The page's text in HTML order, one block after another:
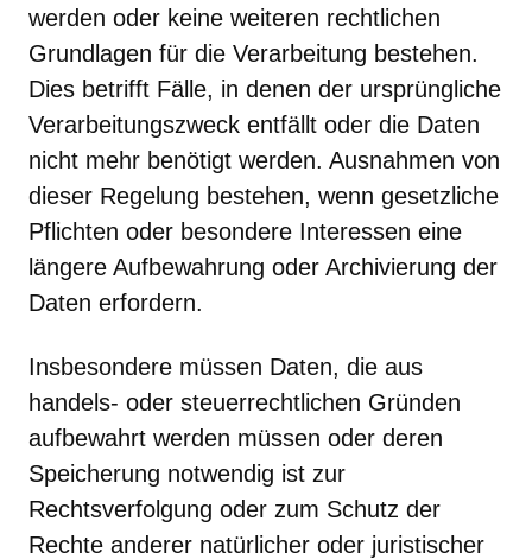
werden oder keine weiteren rechtlichen
Grundlagen für die Verarbeitung bestehen.
Dies betrifft Fälle, in denen der ursprüngliche
Verarbeitungszweck entfällt oder die Daten
nicht mehr benötigt werden. Ausnahmen von
dieser Regelung bestehen, wenn gesetzliche
Pflichten oder besondere Interessen eine
längere Aufbewahrung oder Archivierung der
Daten erfordern.
Insbesondere müssen Daten, die aus
handels- oder steuerrechtlichen Gründen
aufbewahrt werden müssen oder deren
Speicherung notwendig ist zur
Rechtsverfolgung oder zum Schutz der
Rechte anderer natürlicher oder juristischer